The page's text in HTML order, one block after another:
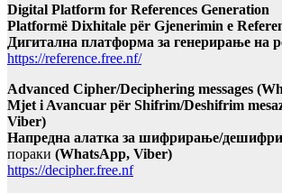
Digital Platform for References Generation
Platformë Dixhitale për Gjenerimin e
Дигитална платформа за генерирање на
https://reference.free.nf/
Advanced Cipher/Deciphering messages
Mjet i Avancuar për Shifrim/Deshifrim
Viber)
Напредна алатка за шифрирање/
пораки (WhatsApp, Viber)
https://decipher.free.nf